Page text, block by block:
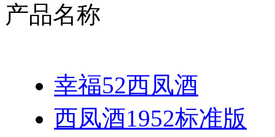
产品名称
幸福52西凤酒
西凤酒1952标准版